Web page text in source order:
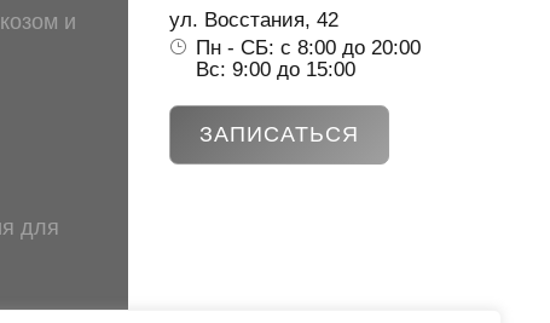
и
для
ул. Восстания, 42
Пн - СБ: с 8:00 до 20:00
Вс: 9:00 до 15:00
ЗАПИСАТЬСЯ